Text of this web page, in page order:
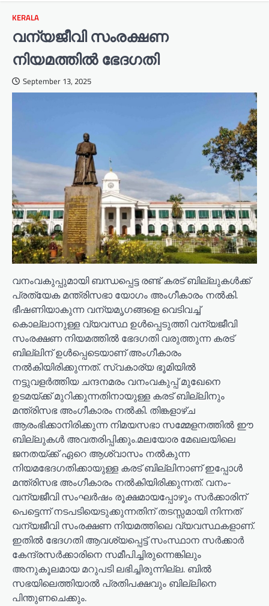
KERALA
വന്യജീവി സംരക്ഷണ
നിയമത്തില്‍ ഭേദഗതി
September 13, 2025
വനംവകുപ്പുമായി ബന്ധപ്പെട്ട രണ്ട് കരട് ബില്ലുകള്‍ക്ക്
പ്രത്യേക മന്ത്രിസഭാ യോഗം അംഗീകാരം നല്‍കി.
ഭീഷണിയാകുന്ന വന്യമൃഗങ്ങളെ വെടിവച്ച്
കൊല്ലാനുള്ള വ്യവസ്ഥ ഉള്‍പ്പെടുത്തി വന്യജീവി
സംരക്ഷണ നിയമത്തില്‍ ഭേദഗതി വരുത്തുന്ന കരട്
ബില്ലിന് ഉള്‍പ്പെടെയാണ് അംഗീകാരം
നൽകിയിരിക്കുന്നത്. സ്വകാര്യ ഭൂമിയില്‍
നട്ടുവളര്‍ത്തിയ ചന്ദനമരം വനംവകുപ്പ് മുഖേനെ
ഉടമയ്ക്ക് മുറിക്കുന്നതിനായുള്ള കരട് ബില്ലിനും
മന്ത്രിസഭ അംഗീകാരം നല്‍കി. തിങ്കളാഴ്ച
ആരംഭിക്കാനിരിക്കുന്ന നിമയസഭാ സമ്മേളനത്തില്‍ ഈ
ബില്ലുകള്‍ അവതരിപ്പിക്കും.മലയോര മേഖലയിലെ
ജനതയ്ക്ക് ഏറെ ആശ്വാസം നല്‍കുന്ന
നിയമഭേദഗതിക്കായുള്ള കരട് ബില്ലിനാണ് ഇപ്പോള്‍
മന്ത്രിസഭ അംഗീകാരം നൽകിയിരിക്കുന്നത്. വനം-
വന്യജീവി സംഘര്‍ഷം രൂക്ഷമായപ്പോഴും സര്‍ക്കാരിന്
പെട്ടെന്ന് നടപടിയെടുക്കുന്നതിന് തടസ്സമായി നിന്നത്
വന്യജീവി സംരക്ഷണ നിയമത്തിലെ വ്യവസ്ഥകളാണ്.
ഇതില്‍ ഭേദഗതി ആവശ്യപ്പെട്ട് സംസ്ഥാന സര്‍ക്കാര്‍
കേന്ദ്രസര്‍ക്കാരിനെ സമീപിച്ചിരുന്നെങ്കിലും
അനുകൂലമായ മറുപടി ലഭിച്ചിരുന്നില്ല. ബില്‍
സഭയിലെത്തിയാല്‍ പ്രതിപക്ഷവും ബില്ലിനെ
പിന്തുണചെക്കും.